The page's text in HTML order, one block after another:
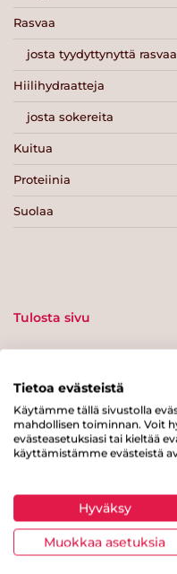
Rasvaa
josta tyydyttynyttä rasvaa
Hiilihydraatteja
josta sokereita
Kuitua
Proteiinia
Suolaa
Tulosta sivu
Sydänmerkki-
Takaisin ylös
Tietoa evästeistä
Käytämme tällä sivustolla
mahdollisen toiminnan. Voit
evästeasetuksiasi tai kieltää
käyttämistämme evästeistä
Hyväksy
Muokkaa asetuksia